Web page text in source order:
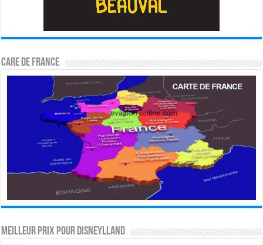
CARE DE FRANCE
MEILLEUR PRIX POUR DISNEYLLAND